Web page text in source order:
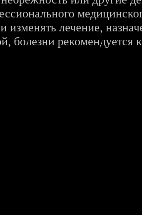
изменять лечение,
болезни рекомендуется